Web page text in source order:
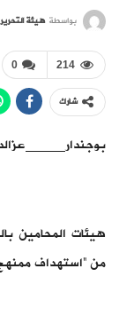
بواسطة هيئة التحرير
0 214
شارك
هيئات المحامين
من “استهداف